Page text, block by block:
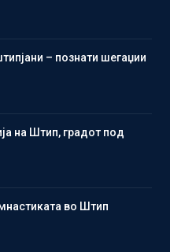
– познати шегаџии
на Штип, градот под
во Штип